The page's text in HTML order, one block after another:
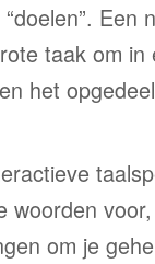
Een
taak om
het
woorden
om je